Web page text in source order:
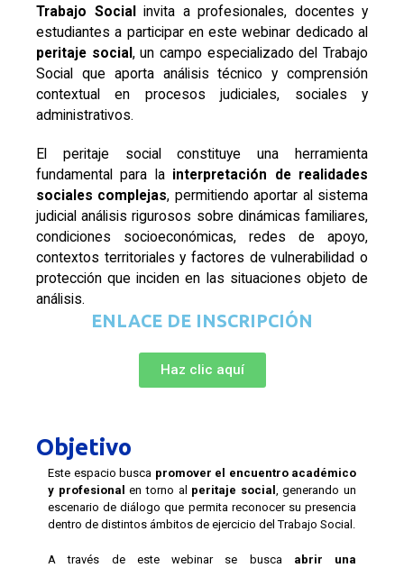
Trabajo Social
invita a profesionales, docentes y
estudiantes a participar en este webinar dedicado al
peritaje social , un campo especializado del Trabajo
Social que aporta análisis técnico y comprensión
contextual en procesos judiciales, sociales y
administrativos.
El peritaje social constituye una herramienta
fundamental para la interpretación de realidades
sociales complejas, permitiendo aportar al sistema
judicial análisis rigurosos sobre dinámicas familiares,
condiciones socioeconómicas, redes de apoyo,
contextos territoriales y factores de vulnerabilidad o
protección que inciden en las situaciones objeto de
análisis.
ENLACE DE INSCRIPCIÓN
Haz clic aquí
Objetivo
Este espacio busca promover el encuentro académico
y profesional en torno al peritaje social , generando un
escenario de diálogo que permita reconocer su presencia
dentro de distintos ámbitos de ejercicio del Trabajo Social.
A través de este webinar se busca abrir una